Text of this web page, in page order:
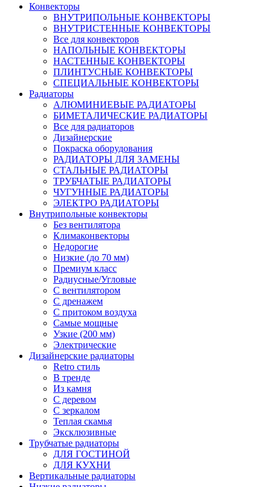
Конвекторы
ВНУТРИПОЛЬНЫЕ КОНВЕКТОРЫ
ВНУТРИСТЕННЫЕ КОНВЕКТОРЫ
Все для конвекторов
НАПОЛЬНЫЕ КОНВЕКТОРЫ
НАСТЕННЫЕ КОНВЕКТОРЫ
ПЛИНТУСНЫЕ КОНВЕКТОРЫ
СПЕЦИАЛЬНЫЕ КОНВЕКТОРЫ
Радиаторы
АЛЮМИНИЕВЫЕ РАДИАТОРЫ
БИМЕТАЛИЧЕСКИЕ РАДИАТОРЫ
Все для радиаторов
Дизайнерские
Покраска оборудования
РАДИАТОРЫ ДЛЯ ЗАМЕНЫ
СТАЛЬНЫЕ РАДИАТОРЫ
ТРУБЧАТЫЕ РАДИАТОРЫ
ЧУГУННЫЕ РАДИАТОРЫ
ЭЛЕКТРО РАДИАТОРЫ
Внутрипольные конвекторы
Без вентилятора
Климаконвекторы
Недорогие
Низкие (до 70 мм)
Премиум класс
Радиусные/Угловые
С вентилятором
С дренажем
С притоком воздуха
Самые мощные
Узкие (200 мм)
Электрические
Дизайнерские радиаторы
Retro стиль
В тренде
Из камня
С деревом
С зеркалом
Теплая скамья
Эксклюзивные
Трубчатые радиаторы
ДЛЯ ГОСТИНОЙ
ДЛЯ КУХНИ
Вертикальные радиаторы